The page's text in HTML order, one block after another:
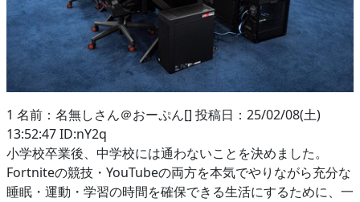
1 名前：名無しさん＠おーぷん[] 投稿日：25/02/08(土)
13:52:47 ID:nY2q
小学校卒業後、中学校には通わないことを決めました。
Fortniteの競技・YouTubeの両方を本気でやりながら充分な
睡眠・運動・学習の時間を確保できる生活にするために、一